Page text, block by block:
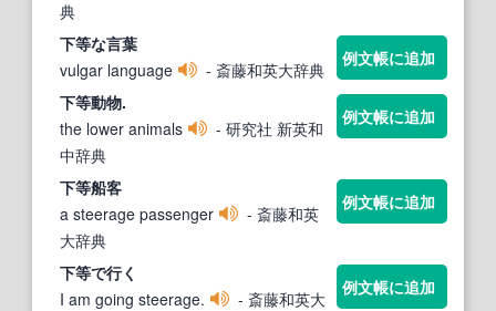
典
下等な言葉
vulgar language
- 斎藤和英大辞典
例文帳に追加
下等動物.
the lower animals
- 研究社 新英和
中辞典
例文帳に追加
下等船客
a steerage passenger
- 斎藤和英
大辞典
例文帳に追加
下等で行く
I am going steerage.
- 斎藤和英大
例文帳に追加